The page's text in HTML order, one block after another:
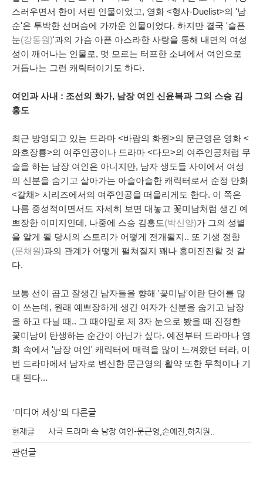
스러우면서 한이 서린 인물이었고, 영화 <형사-Duelist>의 '남
순'은 투박한 선머슴에 가까운 인물이었다. 하지만 결국 '슬픈
눈(강동원)'과의 가슴 아픈 아스라한 사랑을 통해 내면의 여성
성이 깨어나는 인물로, 멋 모르는 터프한 소녀에서 여인으로
거듭나는 그런 캐릭터이기도 하다.
여인과 사내 : 조선의 화가, 남장 여인 신윤복과 그의 스승 김
홍도
최근 방영되고 있는 드라마 <바람의 화원>의 문근영은 영화 <
와호장룡>의 여주인공이나 드라마 <다모>의 여주인공처럼 무
술을 하는 남장 여인은 아니지만, 남자 생도들 사이에서 여성
의 신분을 숨기고 살아가는 아슬아슬한 캐릭터로서 순정 만화
<갈채> 시리즈에서의 여주인공을 떠올리게도 한다. 이 쪽은
나름 중성적이면서도 자세히 보면 대놓고 꽃미남처럼 생긴 예
쁘장한 이미지인데, 나중에 스승 김홍도(박신양)가 그의 성별
을 알게 될 당시의 스토리가 어떻게 전개될지.. 또 기생 정향
(문채원)과의 관계가 어떻게 펼쳐질지 꽤나 흥미진진할 것 같
다.
보통 선이 곱고 잘생긴 남자들을 향해 '꽃미남'이란 단어를 많
이 쓰는데, 원래 예쁘장하게 생긴 여자가 신분을 숨기고 남장
을 하고 다닐 때.. 그 때야말로 제 3자 눈으로 봤을 때 진정한
꽃미남이 탄생하는 순간이 아닌가 싶다. 예전부터 드라마나 영
화 속에서 '남장 여인' 캐릭터에 매력을 많이 느껴왔던 터라, 이
번 드라마에서 남자로 변신한 문근영의 활약 또한 무척이나 기
대 된다...
'미디어 세상'의 다른글
현재글 사극 드라마 속 남장 여인-문근영,손예진,하지원..
관련글